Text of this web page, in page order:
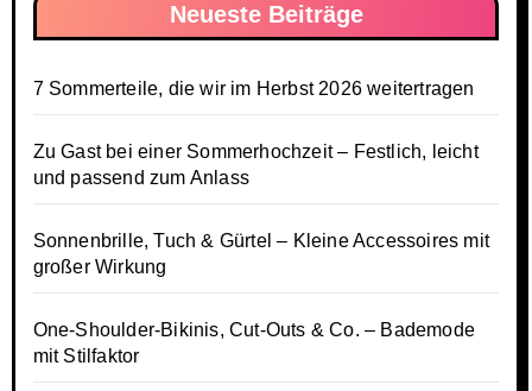
Neueste Beiträge
7 Sommerteile, die wir im Herbst 2026 weitertragen
Zu Gast bei einer Sommerhochzeit – Festlich, leicht
und passend zum Anlass
Sonnenbrille, Tuch & Gürtel – Kleine Accessoires mit
großer Wirkung
One-Shoulder-Bikinis, Cut-Outs & Co. – Bademode
mit Stilfaktor